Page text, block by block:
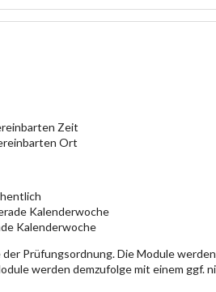
Zeit
Ort
Kalenderwoche
Kalenderwoche
der Prüfungsordnung. Die Module
werden demzufolge mit einem ggf.